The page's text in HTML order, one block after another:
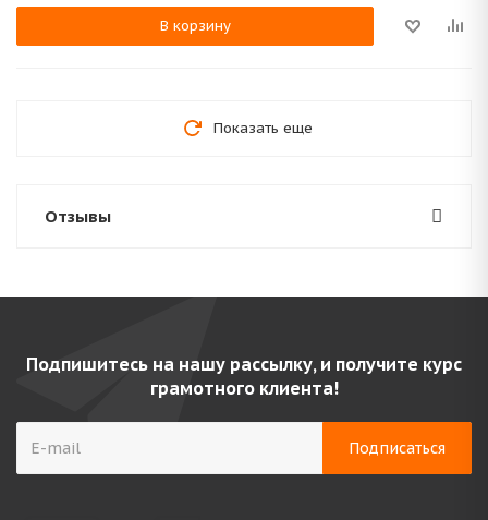
В корзину
Показать еще
Отзывы
Подпишитесь на нашу рассылку, и получите курс
грамотного клиента!